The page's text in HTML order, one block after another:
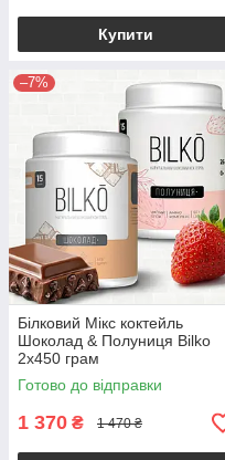
Купити
–7%
Білковий Мікс коктейль
Шоколад & Полуниця Bilko
2х450 грам
Готово до відправки
1 370 ₴ 1 470 ₴